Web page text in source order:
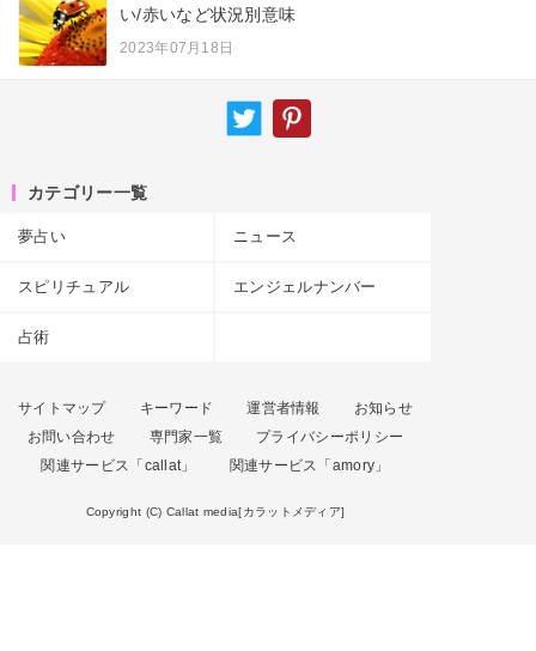
い/赤いなど状況別意味
2023年07月18日
カテゴリー一覧
夢占い ニュース
スピリチュアル エンジェルナンバー
占術
サイトマップ キーワード 運営者情報
お知らせ
お問い合わせ
専門家一覧
プライバシーポリシー
関連サービス「callat」
関連サービス「amory」
Copyright (C) Callat media[カラットメディア]